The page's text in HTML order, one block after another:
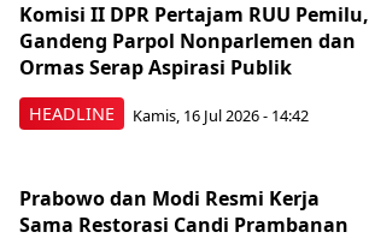
HEADLINE
Komisi II DPR Pertajam RUU Pemilu,
Gandeng Parpol Nonparlemen dan
Ormas Serap Aspirasi Publik
Kamis, 16 Jul 2026 - 14:42
Prabowo dan Modi Resmi Kerja
Sama Restorasi Candi Prambanan